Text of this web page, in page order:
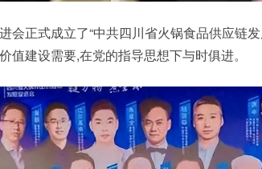
会正式成立了“中共四川省火锅食品供应链
值建设需要,在党的指导思想下与时俱进。